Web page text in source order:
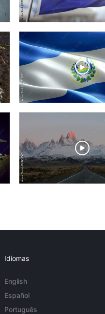
Idiomas
English
Español
Português